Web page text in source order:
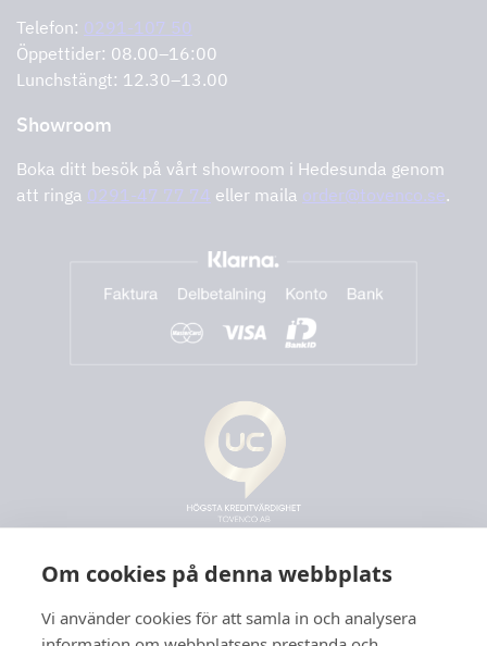
Om cookies på denna webbplats
Vi använder cookies för att samla in och analysera
Integritetspolicy
Support och service
Telefon: 0291-107 50
Öppettider: 08.00–16:00
Lunchstängt: 12.30–13.00
Showroom
Boka ditt besök på vårt showroom i Hedesunda genom
att ringa 0291-47 77 74 eller maila order@tovenco.se.